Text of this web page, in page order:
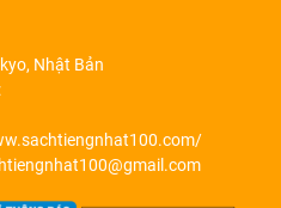
Nhật Bản